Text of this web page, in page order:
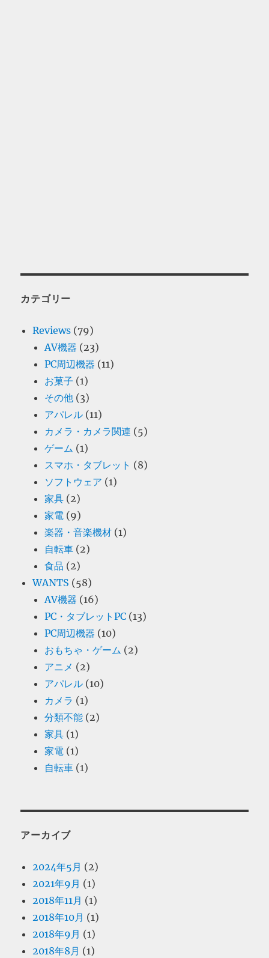
カテゴリー
Reviews (79)
AV機器 (23)
PC周辺機器 (11)
お菓子 (1)
その他 (3)
アパレル (11)
カメラ・カメラ関連 (5)
ゲーム (1)
スマホ・タブレット (8)
ソフトウェア (1)
家具 (2)
家電 (9)
楽器・音楽機材 (1)
自転車 (2)
食品 (2)
WANTS (58)
AV機器 (16)
PC・タブレットPC (13)
PC周辺機器 (10)
おもちゃ・ゲーム (2)
アニメ (2)
アパレル (10)
カメラ (1)
分類不能 (2)
家具 (1)
家電 (1)
自転車 (1)
アーカイブ
2024年5月 (2)
2021年9月 (1)
2018年11月 (1)
2018年10月 (1)
2018年9月 (1)
2018年8月 (1)